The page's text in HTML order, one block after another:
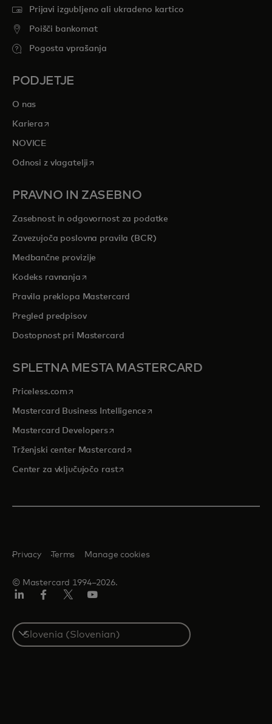
Prijavi izgubljeno ali ukradeno kartico
Poišči bankomat
Pogosta vprašanja
PODJETJE
O nas
Kariera opens in a new tab
NOVICE
Odnosi z vlagatelji opens in a new tab
PRAVNO IN ZASEBNO
Zasebnost in odgovornost za podatke
Zavezujoča poslovna pravila (BCR)
Medbančne provizije
Kodeks ravnanjaopens in a new tab
Pravila preklopa Mastercard
Pregled predpisov
Dostopnost pri Mastercard
SPLETNA MESTA MASTERCARD
Priceless.com opens in a new tab
Mastercard Business Intelligenceopens in a new tab
Mastercard Developersopens in a new tab
Trženjski center Mastercard opens in a new tab
Center za vključujočo rastopens in a new tab
© Mastercard 1994–2026.
Privacy Terms Manage cookies
Select
a
country